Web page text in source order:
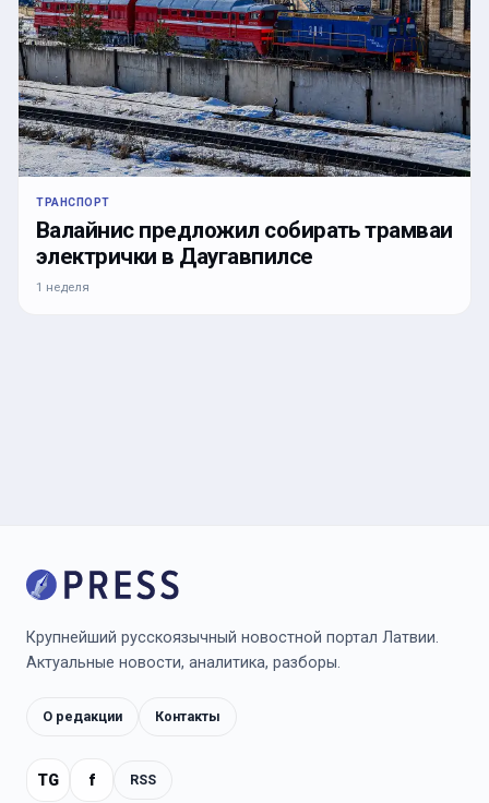
ТРАНСПОРТ
Валайнис предложил собирать трамваи
электрички в Даугавпилсе
1 неделя
Крупнейший русскоязычный новостной портал Латвии.
Актуальные новости, аналитика, разборы.
О редакции Контакты
TG f RSS